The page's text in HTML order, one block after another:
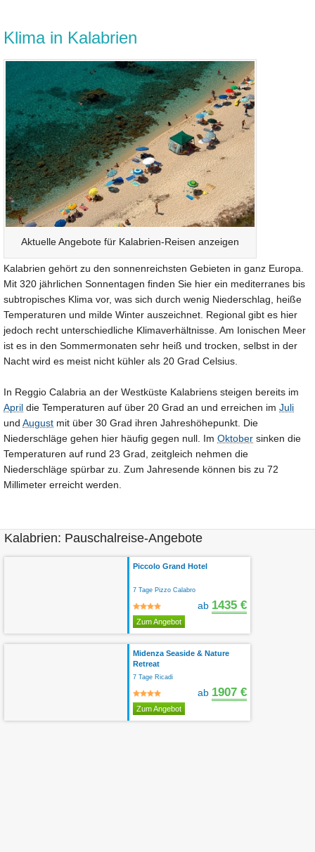
Klima in Kalabrien
Aktuelle Angebote für Kalabrien-Reisen anzeigen
Kalabrien gehört zu den sonnenreichsten Gebieten in ganz Europa.
Mit 320 jährlichen Sonnentagen finden Sie hier ein mediterranes bis
subtropisches Klima vor, was sich durch wenig Niederschlag, heiße
Temperaturen und milde Winter auszeichnet. Regional gibt es hier
jedoch recht unterschiedliche Klimaverhältnisse. Am Ionischen Meer
ist es in den Sommermonaten sehr heiß und trocken, selbst in der
Nacht wird es meist nicht kühler als 20 Grad Celsius.
In Reggio Calabria an der Westküste Kalabriens steigen bereits im
April die Temperaturen auf über 20 Grad an und erreichen im Juli
und August mit über 30 Grad ihren Jahreshöhepunkt. Die
Niederschläge gehen hier häufig gegen null. Im Oktober sinken die
Temperaturen auf rund 23 Grad, zeitgleich nehmen die
Niederschläge spürbar zu. Zum Jahresende können bis zu 72
Millimeter erreicht werden.
Kalabrien: Pauschalreise-Angebote
Piccolo Grand Hotel
7 Tage Pizzo Calabro
ab 1435 €
Zum Angebot
Midenza Seaside & Nature
Retreat
7 Tage Ricadi
ab 1907 €
Zum Angebot